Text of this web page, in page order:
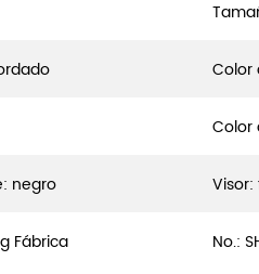
Color
Color
negro
Fábrica No.: